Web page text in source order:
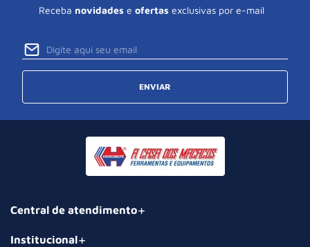
Receba novidades e ofertas exclusivas por e-mail
ENVIAR
Central de atendimento
Institucional